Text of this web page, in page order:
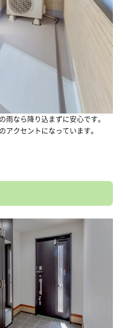
雨なら降り込まずに安心です。
アクセントになっています。